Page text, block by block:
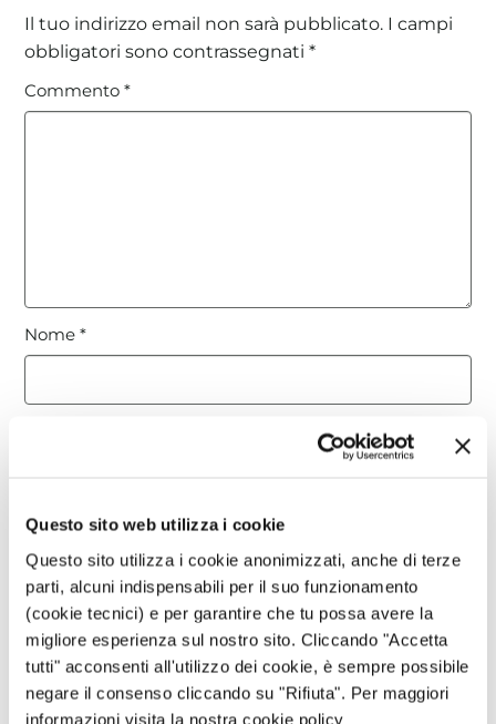
Questo sito web utilizza i cookie
Questo sito utilizza i cookie anonimizzati, anche di terze
parti, alcuni indispensabili per il suo funzionamento
(cookie tecnici) e per garantire che tu possa avere la
migliore esperienza sul nostro sito. Cliccando "Accetta
tutti" acconsenti all'utilizzo dei cookie, è sempre possibile
negare il consenso cliccando su "Rifiuta". Per maggiori
informazioni visita la nostra cookie policy
Il tuo indirizzo email non sarà pubblicato. I campi
obbligatori sono contrassegnati*
Commento*
Nome*
Sito web
Questo sito è protetto da reCAPTCHA, ed è soggetto alla
Privacy Policye aiTermini di utilizzodi Google.